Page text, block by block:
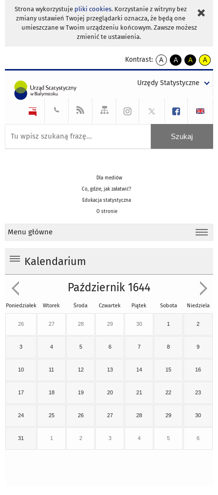
Strona wykorzystuje pliki cookies. Korzystanie z witryny bez
zmiany ustawień Twojej przeglądarki oznacza, że będą one
umieszczane w Twoim urządzeniu końcowym. Zawsze możesz
zmienić te ustawienia.
Kontrast:
A
kontrast
A
kontrast
tekst
czarnym
A
kontrast
tekst
czarnym
A
tekst
żółtym
Urzędy Statystyczne
Dla mediów
Co, gdzie, jak załatwić?
Edukacja statystyczna
O stronie
Menu główne
Kalendarium
Październik 1644
Poniedziałek Wtorek Środa Czwartek Piątek Sobota Niedziela
26 27 28 29 30 1 2
3 4 5 6 7 8 9
10 11 12 13 14 15 16
17 18 19 20 21 22 23
24 25 26 27 28 29 30
31 1 2 3 4 5 6